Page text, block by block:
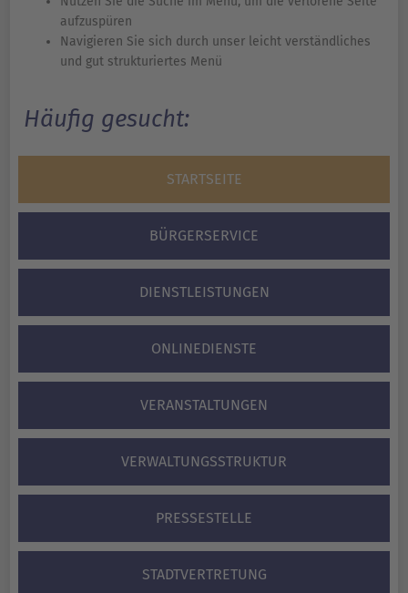
aufzuspüren
Navigieren Sie sich durch unser leicht verständliches
und gut strukturiertes Menü
Häufig gesucht:
STARTSEITE
BÜRGERSERVICE
DIENSTLEISTUNGEN
ONLINEDIENSTE
VERANSTALTUNGEN
VERWALTUNGS­STRUKTUR
PRESSESTELLE
STADTVERTRETUNG